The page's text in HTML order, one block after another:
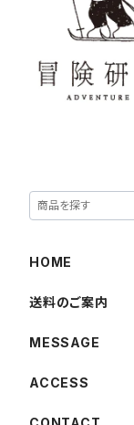
HOME
送料のご案内
MESSAGE
ACCESS